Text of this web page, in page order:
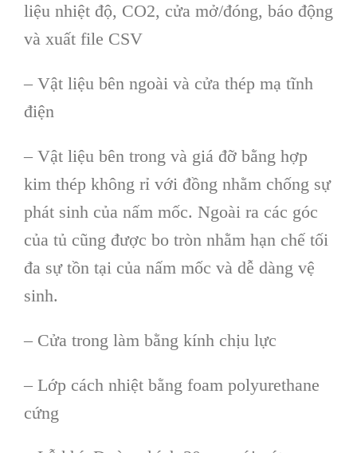
liệu nhiệt độ, CO2, cửa mở/đóng, báo động
và xuất file CSV
– Vật liệu bên ngoài và cửa thép mạ tĩnh
điện
– Vật liệu bên trong và giá đỡ bằng hợp
kim thép không rỉ với đồng nhằm chống sự
phát sinh của nấm mốc. Ngoài ra các góc
của tủ cũng được bo tròn nhằm hạn chế tối
đa sự tồn tại của nấm mốc và dễ dàng vệ
sinh.
– Cửa trong làm bằng kính chịu lực
– Lớp cách nhiệt bằng foam polyurethane
cứng